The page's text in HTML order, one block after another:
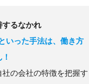
するなかれ
いった手法は、働き方
の会社の特徴を把握す